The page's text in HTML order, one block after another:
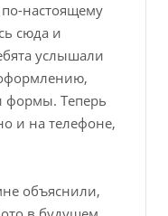
по-настоящему
сюда и
услышали
формы. Теперь
и на телефоне,
объяснили,